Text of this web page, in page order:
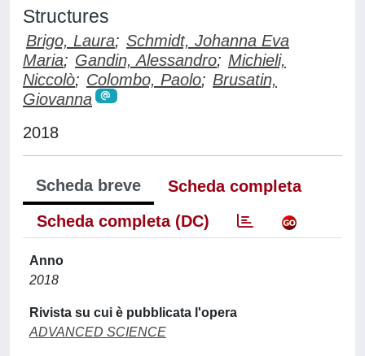
Structures
Brigo, Laura; Schmidt, Johanna Eva
Maria; Gandin, Alessandro; Michieli,
Niccolò; Colombo, Paolo; Brusatin,
Giovanna
2018
Scheda breve
Scheda completa
Scheda completa (DC)
Anno
2018
Rivista su cui è pubblicata l'opera
ADVANCED SCIENCE